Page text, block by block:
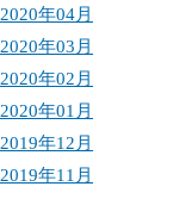
2020年04月
2020年03月
2020年02月
2020年01月
2019年12月
2019年11月